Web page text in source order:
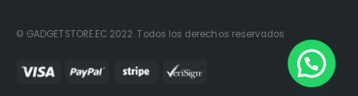
© GADGETSTORE.EC 2022. Todos los derechos reservados